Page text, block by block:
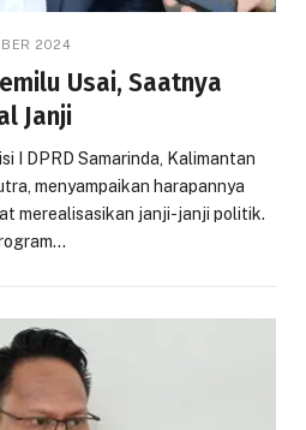
2024
Usai, Saatnya
Janji
I DPRD Samarinda, Kalimantan
menyampaikan harapannya
merealisasikan janji-janji politik.